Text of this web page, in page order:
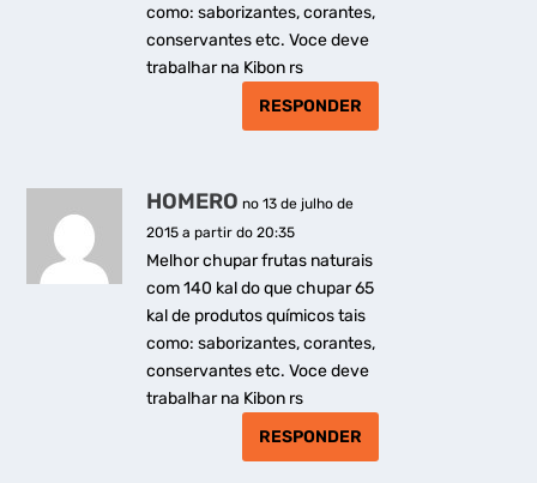
como: saborizantes, corantes,
conservantes etc. Voce deve
trabalhar na Kibon rs
RESPONDER
HOMERO no 13 de julho de
2015 a partir do 20:35
Melhor chupar frutas naturais
com 140 kal do que chupar 65
kal de produtos químicos tais
como: saborizantes, corantes,
conservantes etc. Voce deve
trabalhar na Kibon rs
RESPONDER